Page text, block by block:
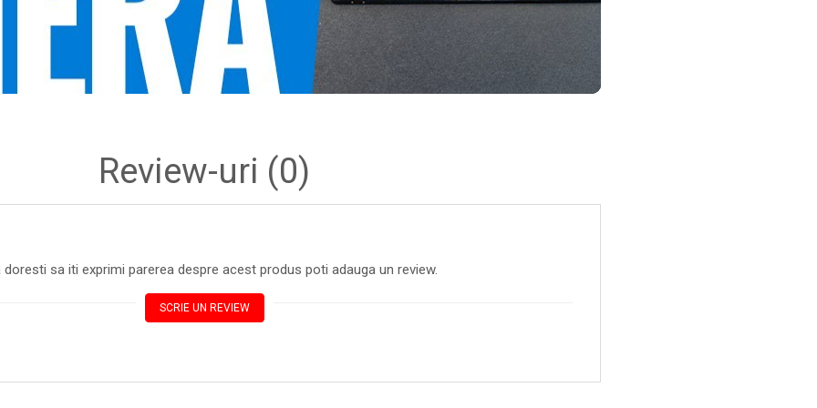
Review-uri (0)
doresti sa iti exprimi parerea despre acest produs poti adauga un review.
SCRIE UN REVIEW